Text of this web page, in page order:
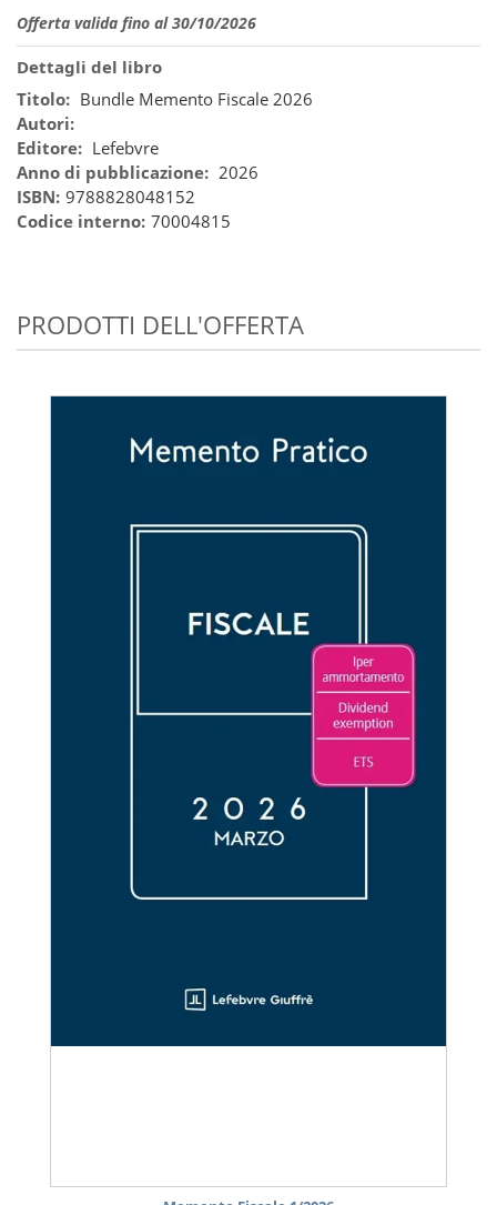
Offerta valida fino al 30/10/2026
Dettagli del libro
Titolo: Bundle Memento Fiscale 2026
Autori:
Editore: Lefebvre
Anno di pubblicazione: 2026
ISBN: 9788828048152
Codice interno: 70004815
PRODOTTI DELL'OFFERTA